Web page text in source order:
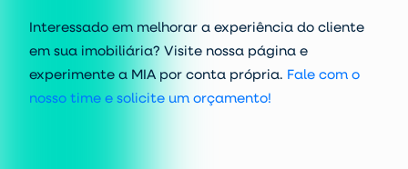
Interessado em melhorar a experiência do cliente
em sua imobiliária? Visite nossa página e
experimente a MIA por conta própria. Fale com o
nosso time e solicite um orçamento!